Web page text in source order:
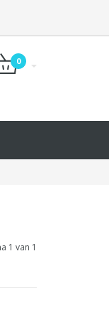
0
1 van 1